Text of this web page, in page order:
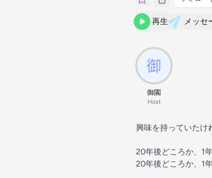
再生 メッセ
御園
Host
興味を持っていたけ
20年後どころか、1
20年後どころか、1